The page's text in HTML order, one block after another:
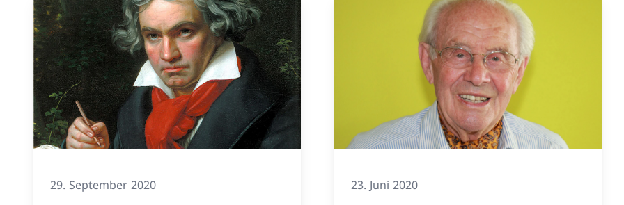
29. September 2020 23. Juni 2020